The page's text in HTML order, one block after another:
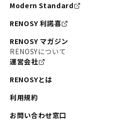
Modern Standard
RENOSY 利諾喜
RENOSY マガジン
RENOSYについて
運営会社
RENOSYとは
利用規約
お問い合わせ窓口